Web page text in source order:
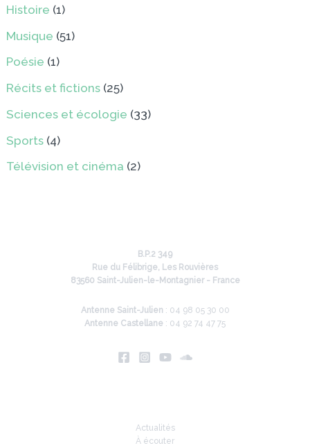
Histoire (1)
Musique (51)
Poésie (1)
Récits et fictions (25)
Sciences et écologie (33)
Sports (4)
Télévision et cinéma (2)
B.P.2 349
Rue du Félibrige, Les Rouvières
83560 Saint-Julien-le-Montagnier - France
Antenne Saint-Julien : 04 98 05 30 00
Antenne Castellane : 04 92 74 47 75
Actualités
À écouter